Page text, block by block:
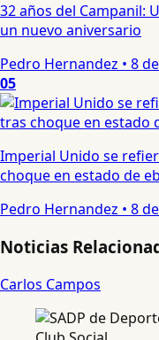
32 años del Campanil:
un nuevo aniversario
Pedro Hernandez • 8
05
Imperial Unido se
choque en estado de
Pedro Hernandez • 8
Noticias
Carlos Campos